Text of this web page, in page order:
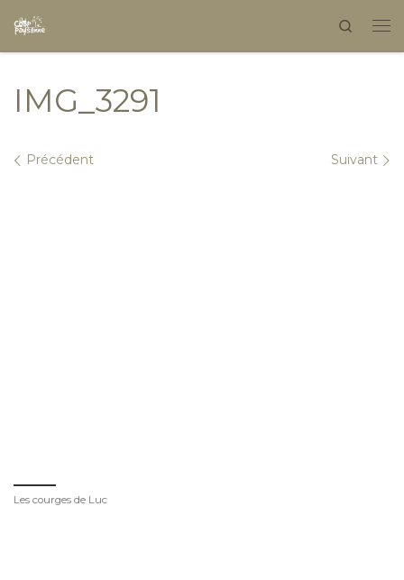
Skip to content Search
IMG_3291
Navigation dans les images
Précédent Suivant
Les courges de Luc